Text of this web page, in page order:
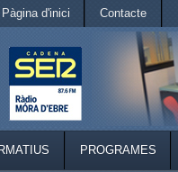
Pàgina d'inici Contacte
CONTENT
CONTENT
PROGRAMES